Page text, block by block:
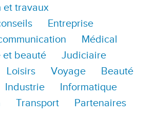
et travaux
Entreprise
Médical
et beauté
Judiciaire
Loisirs Voyage
Beauté
Industrie
Informatique
Transport Partenaires